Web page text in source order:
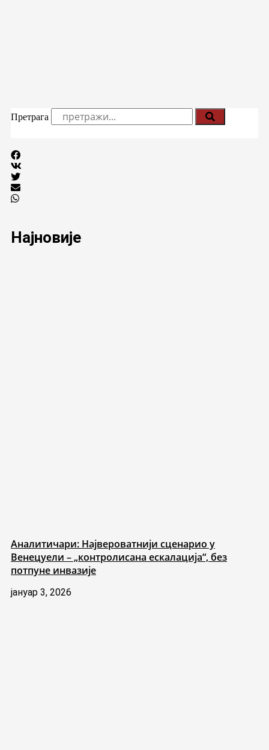
Претрага
Најновије
Аналитичари: Највероватнији сценарио у
Венецуели – „контролисана ескалација“, без
потпуне инвазије
јануар 3, 2026